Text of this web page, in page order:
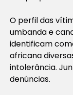
O perfil das
umbanda e
identificam
africana
intolerância.
denúncias.